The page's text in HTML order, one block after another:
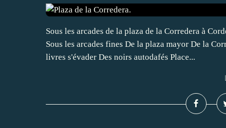
Sous les arcades de la plaza de la Corredera à
Sous les arcades fines De la plaza mayor De la
livres s'évader Des noirs autodafés Place...